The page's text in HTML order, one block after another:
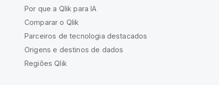
Por que a Qlik para IA
Comparar o Qlik
Parceiros de tecnologia destacados
Origens e destinos de dados
Regiões Qlik